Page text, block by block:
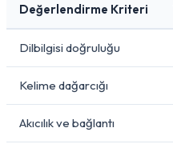
Değerlendirme Kriteri
Dilbilgisi doğruluğu
Kelime dağarcığı
Akıcılık ve bağlantı